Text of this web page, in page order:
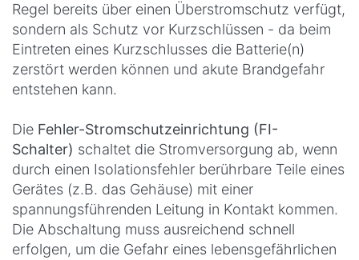
Regel bereits über einen Überstromschutz verfügt,
sondern als Schutz vor Kurzschlüssen - da beim
Eintreten eines Kurzschlusses die Batterie(n)
zerstört werden können und akute Brandgefahr
entstehen kann.
Die Fehler-Stromschutzeinrichtung (FI-
Schalter) schaltet die Stromversorgung ab, wenn
durch einen Isolationsfehler berührbare Teile eines
Gerätes (z.B. das Gehäuse) mit einer
spannungsführenden Leitung in Kontakt kommen.
Die Abschaltung muss ausreichend schnell
erfolgen, um die Gefahr eines lebensgefährlichen